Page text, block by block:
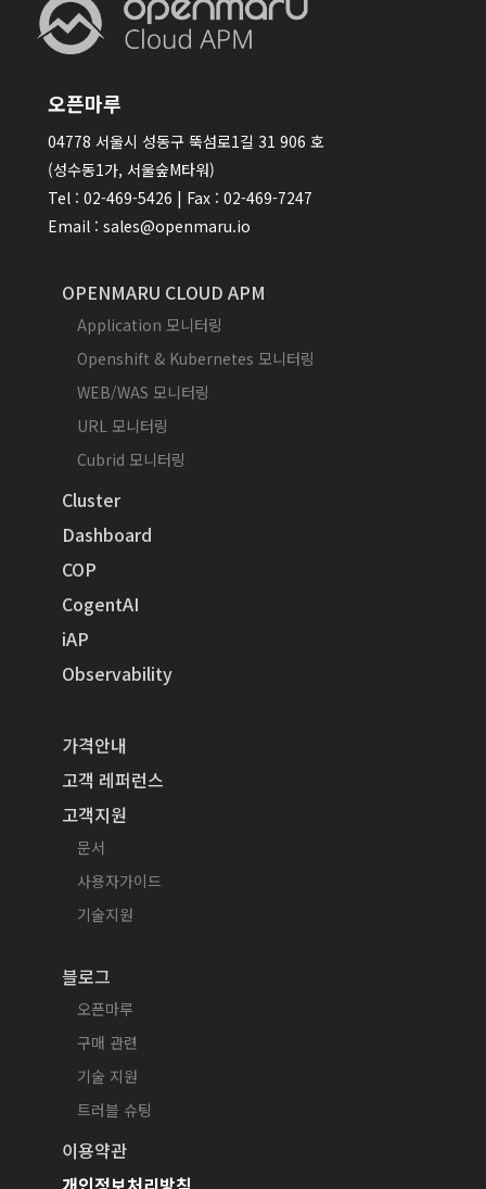
오픈마루
04778 서울시 성동구 뚝섬로1길 31 906 호
(성수동1가, 서울숲M타워)
Tel : 02-469-5426 | Fax : 02-469-7247
Email : sales@openmaru.io
OPENMARU CLOUD APM
Application 모니터링
Openshift & Kubernetes 모니터링
WEB/WAS 모니터링
URL 모니터링
Cubrid 모니터링
Cluster
Dashboard
COP
CogentAI
iAP
Observability
가격안내
고객 레퍼런스
고객지원
문서
사용자가이드
기술지원
블로그
오픈마루
구매 관련
기술 지원
트러블 슈팅
이용약관